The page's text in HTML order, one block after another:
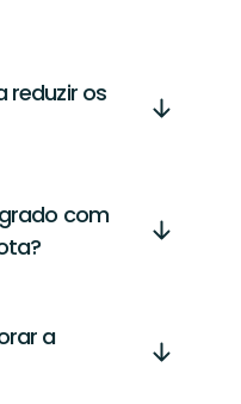
reduzir os
com
a